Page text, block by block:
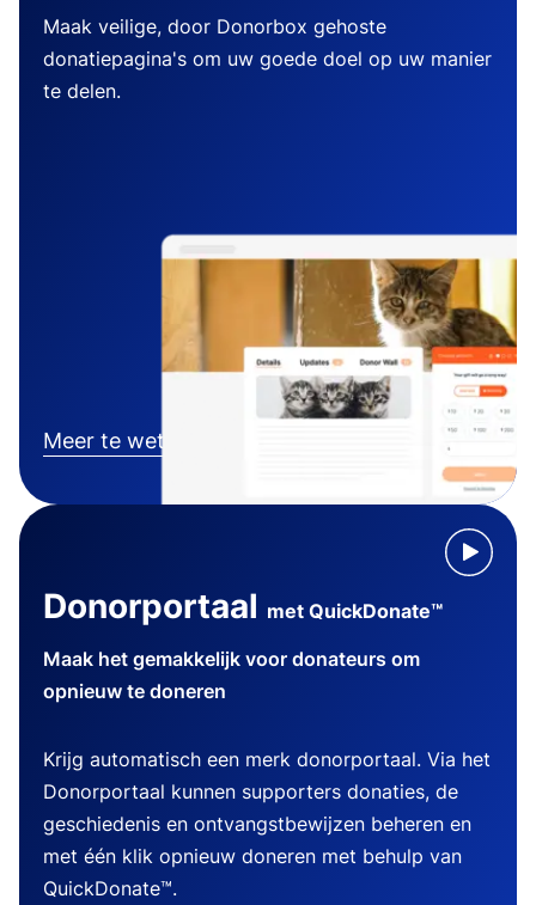
Maak veilige, door Donorbox gehoste
donatiepagina's om uw goede doel op uw manier
te delen.
Meer te weten komen
Donorportaal met QuickDonate™
Maak het gemakkelijk voor donateurs om
opnieuw te doneren
Krijg automatisch een merk donorportaal. Via het
Donorportaal kunnen supporters donaties, de
geschiedenis en ontvangstbewijzen beheren en
met één klik opnieuw doneren met behulp van
QuickDonate™.